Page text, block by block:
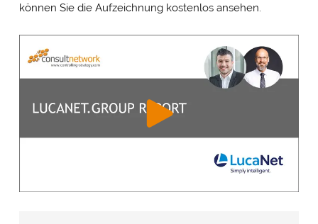
können Sie die Aufzeichnung kostenlos ansehen.